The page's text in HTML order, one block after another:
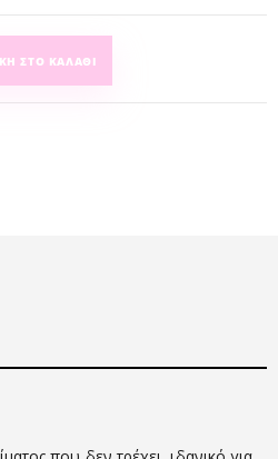
ΣΤΟ ΚΑΛΆΘΙ